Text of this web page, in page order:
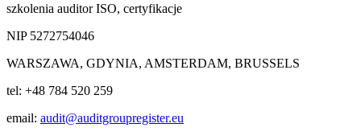
szkolenia auditor ISO, certyfikacje
NIP 5272754046
WARSZAWA, GDYNIA, AMSTERDAM, BRUSSELS
tel: +48 784 520 259
email: audit@auditgroupregister.eu